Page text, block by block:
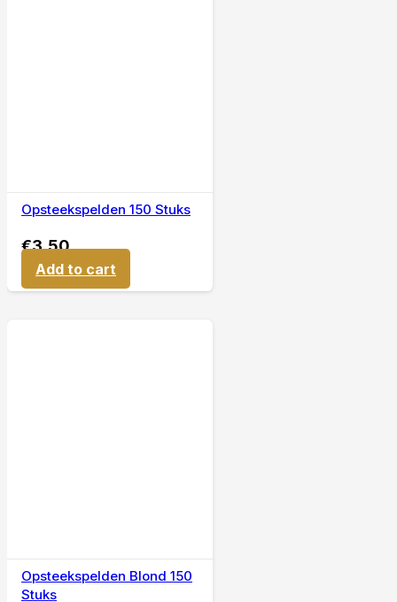
Opsteekspelden 150 Stuks
€3,50
Add to cart
Opsteekspelden Blond 150
Stuks